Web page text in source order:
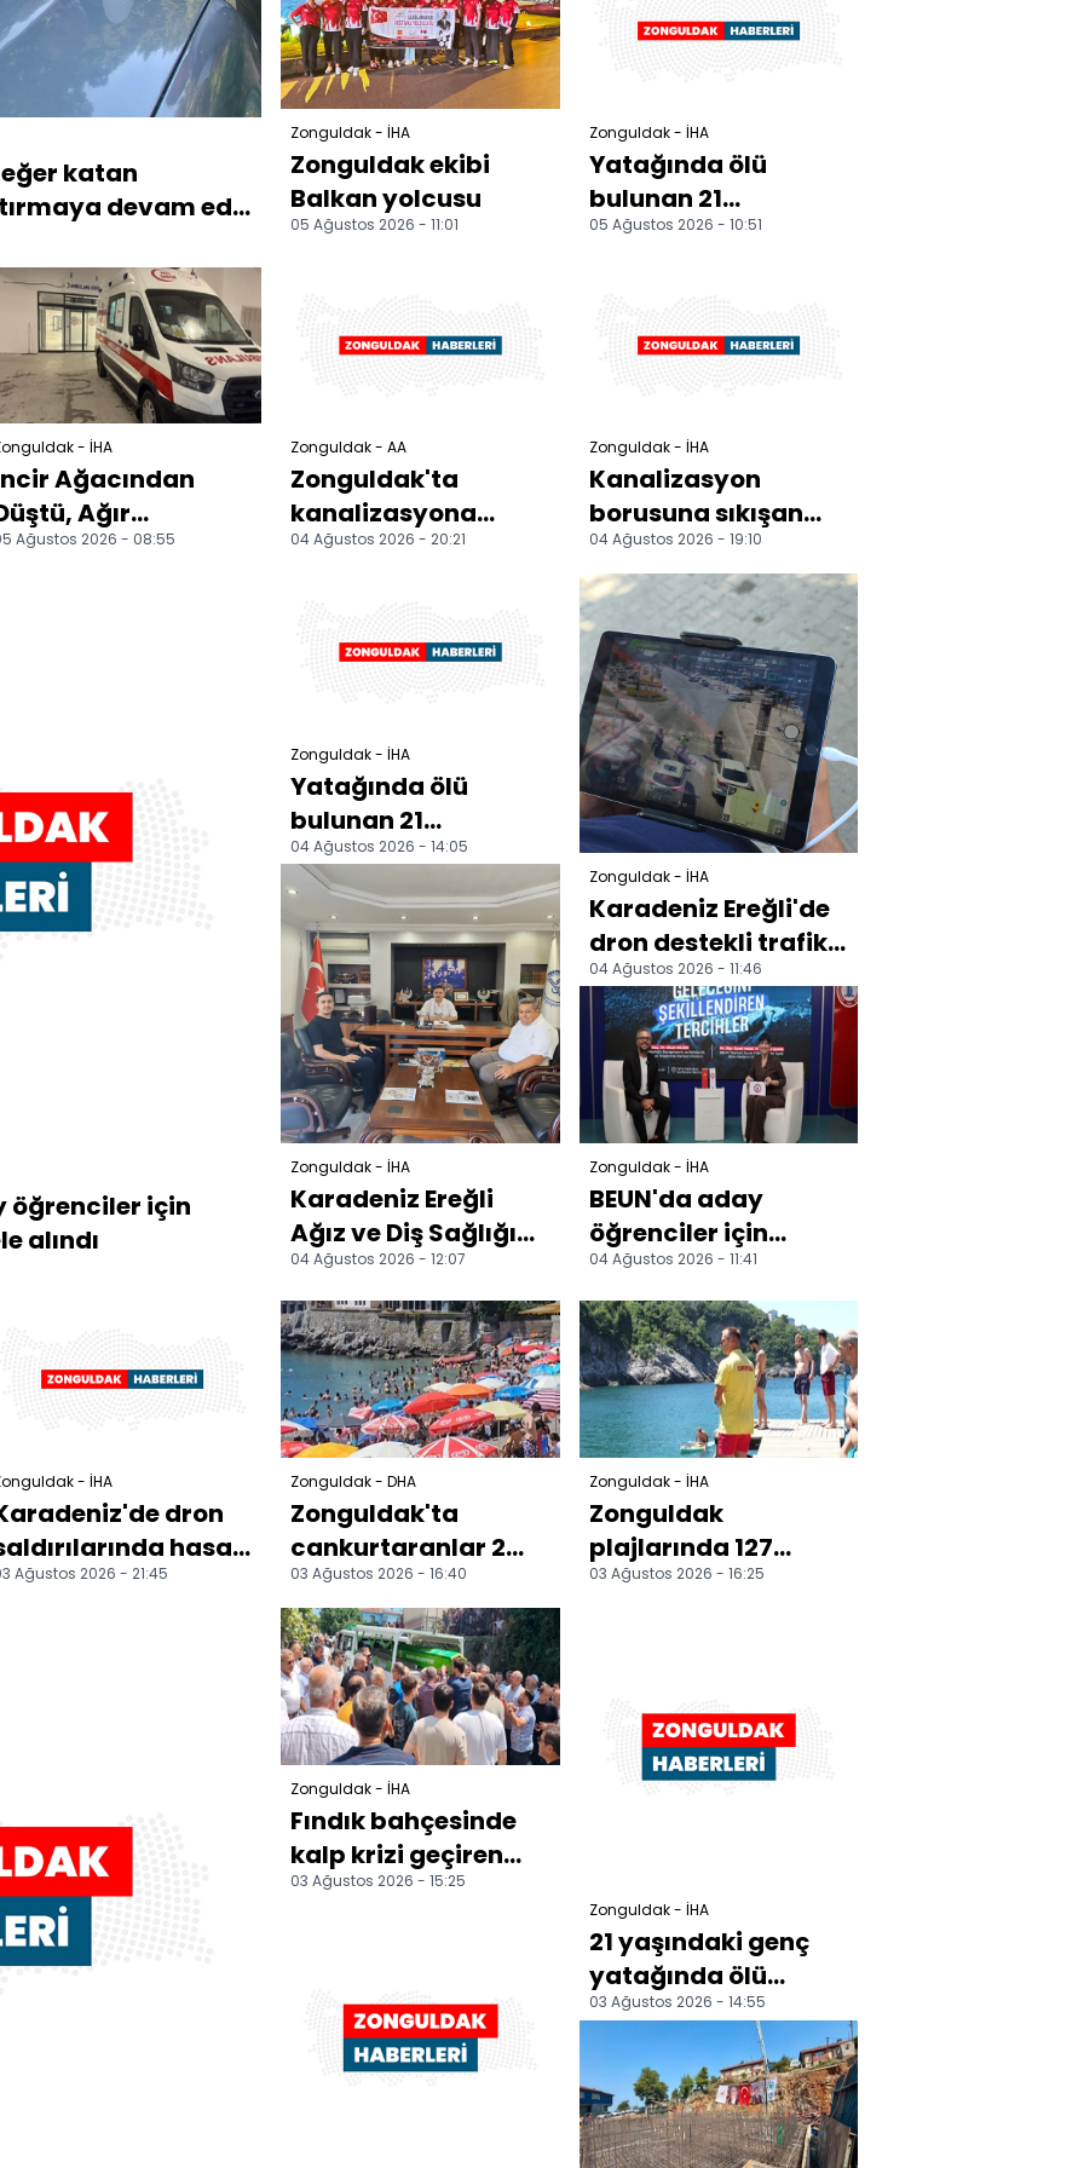
katan
devam ed...
Zonguldak - İHA
Zonguldak ekibi
Balkan yolcusu
05 Ağustos 2026 - 11:01
Zonguldak - İHA
Yatağında ölü
bulunan 21
yaşındaki genç son
05 Ağustos 2026 - 10:51
- İHA
Ağacından
Ağır
Ağustos 2026 - 08:55
Zonguldak - AA
Zonguldak'ta
kanalizasyona
düşen yavru kediyi
04 Ağustos 2026 - 20:21
Zonguldak - İHA
Kanalizasyon
borusuna sıkışan
yavru kedi kurtarıldı
04 Ağustos 2026 - 19:10
öğrenciler için
alındı
Zonguldak - İHA
Yatağında ölü
bulunan 21
yaşındaki genç son
yolculuğuna
uğurlandı
04 Ağustos 2026 - 14:05
Zonguldak - İHA
Karadeniz Ereğli
Ağız ve Diş Sağlığı
Merkezi
yönetiminden
müftülüğe ziyaret
04 Ağustos 2026 - 12:07
Zonguldak - İHA
Karadeniz Ereğli'de
dron destekli trafik
denetimleri artırıldı
04 Ağustos 2026 - 11:46
Zonguldak - İHA
BEUN'da aday
öğrenciler için
üniversite tercih
süreci ele alındı
04 Ağustos 2026 - 11:41
- İHA
dron
hasar
bir gemi
Ağustos 2026 - 21:45
Zonguldak - DHA
Zonguldak'ta
cankurtaranlar 2
ayda 127 kişiyi
boğulmaktan
kurtardı
03 Ağustos 2026 - 16:40
Zonguldak - İHA
Zonguldak
plajlarında 127
boğulma vakasına
03 Ağustos 2026 - 16:25
Zonguldak - İHA
Fındık bahçesinde
kalp krizi geçiren
adam hayatını
03 Ağustos 2026 - 15:25
Zonguldak - İHA
21 yaşındaki genç
yatağında ölü
bulundu
03 Ağustos 2026 - 14:55